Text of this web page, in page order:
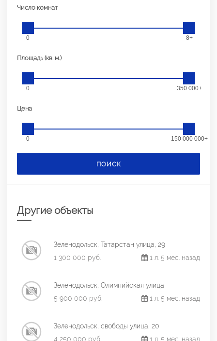
Число комнат
0 8+
Площадь (кв. м.)
0 350 000+
Цена
0 150 000 000+
ПОИСК
Другие объекты
Зеленодольск, Татарстан улица, 29
1 300 000 руб.
1 л. 5 мес. назад
Зеленодольск, Олимпийская улица
5 900 000 руб.
1 л. 5 мес. назад
Зеленодольск, свободы улица, 20
4 250 000 руб.
1 л. 5 мес. назад